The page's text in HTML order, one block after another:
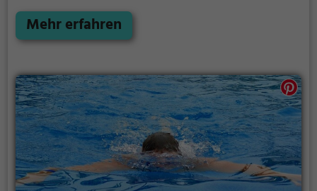
im Warmwasserfreibad Geisweid Siegen kommt
jeder auf seine Kosten. Bei gutem Wetter kann die
Siegen auch verlängert werden. Informationen
hierzu findest du auf der Website.
Mehr erfahren